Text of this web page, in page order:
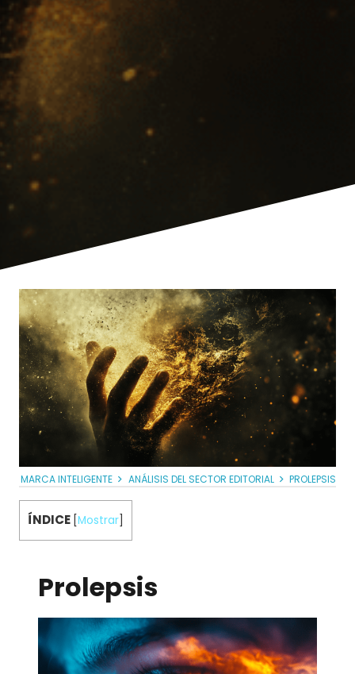
MARCA INTELIGENTE ANÁLISIS DEL SECTOR EDITORIAL PROLEPSIS
ÍNDICE Mostrar
Prolepsis